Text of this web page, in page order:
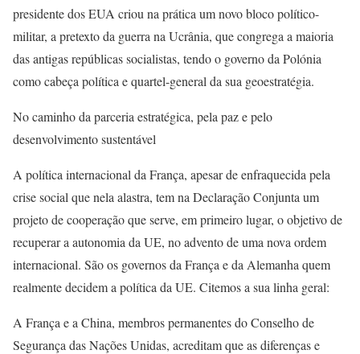
presidente dos EUA criou na prática um novo bloco político-
militar, a pretexto da guerra na Ucrânia, que congrega a maioria
das antigas repúblicas socialistas, tendo o governo da Polónia
como cabeça política e quartel-general da sua geoestratégia.
No caminho da parceria estratégica, pela paz e pelo
desenvolvimento sustentável
A política internacional da França, apesar de enfraquecida pela
crise social que nela alastra, tem na Declaração Conjunta um
projeto de cooperação que serve, em primeiro lugar, o objetivo de
recuperar a autonomia da UE, no advento de uma nova ordem
internacional. São os governos da França e da Alemanha quem
realmente decidem a política da UE. Citemos a sua linha geral:
A França e a China, membros permanentes do Conselho de
Segurança das Nações Unidas, acreditam que as diferenças e